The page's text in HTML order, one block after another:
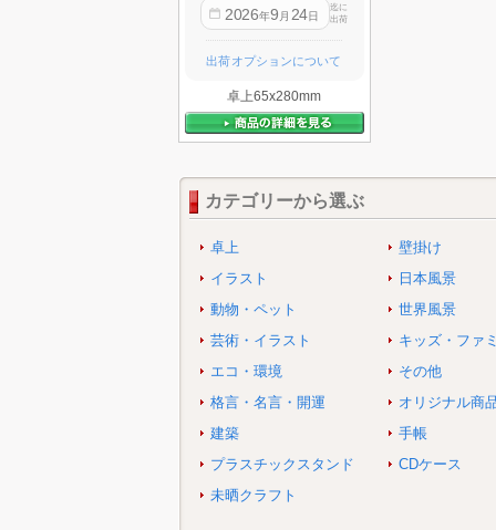
2026年9 月 24日
迄に
出荷
出荷オプションについて
卓上65x280mm
カテゴリーから選ぶ
卓上
壁掛け
イラスト
日本風景
動物・ペット
世界風景
芸術・イラスト
キッズ・ファ
エコ・環境
その他
格言・名言・開運
オリジナル商
建築
手帳
プラスチックスタンド
CDケース
未晒クラフト